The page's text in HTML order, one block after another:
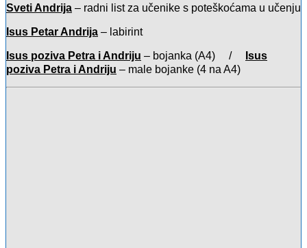
Sveti Andrija – radni list za učenike s poteškoćama u učenju
Isus Petar Andrija – labirint
Isus poziva Petra i Andriju – bojanka (A4) /
Isus
poziva Petra i Andriju – male bojanke (4 na A4)